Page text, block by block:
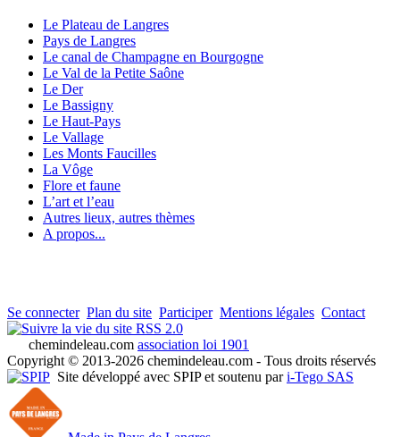
Le Plateau de Langres
Pays de Langres
Le canal de Champagne en Bourgogne
Le Val de la Petite Saône
Le Der
Le Bassigny
Le Haut-Pays
Le Vallage
Les Monts Faucilles
La Vôge
Flore et faune
L’art et l’eau
Autres lieux, autres thèmes
A propos...
Se connecter Plan du site Participer Mentions légales Contact
RSS 2.0
chemindeleau.com association loi 1901
Copyright © 2013-2026 chemindeleau.com - Tous droits réservés
Site développé avec SPIP et soutenu pari-Tego SAS